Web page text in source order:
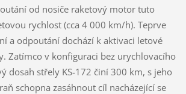
od nosiče raketový motor tuto
rychlost (cca 4 000 km/h). Teprve
a odpoutání dochází k aktivaci letové
Zatímco v konfiguraci bez urychlovacího
dosah střely KS-172 činí 300 km, s jeho
schopna zasáhnout cíl nacházející se